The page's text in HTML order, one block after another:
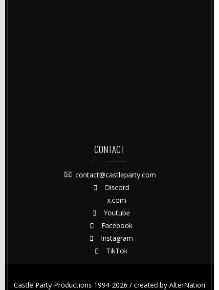
CONTACT
contact@castleparty.com
Discord
x.com
Youtube
Facebook
Instagram
TikTok
Castle Party Productions 1994-2026 / created by AlterNation